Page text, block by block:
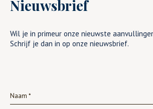
Nieuwsbrief
Wil je in primeur onze nieuwste
Schrijf je dan in op onze nieuwsbrief.